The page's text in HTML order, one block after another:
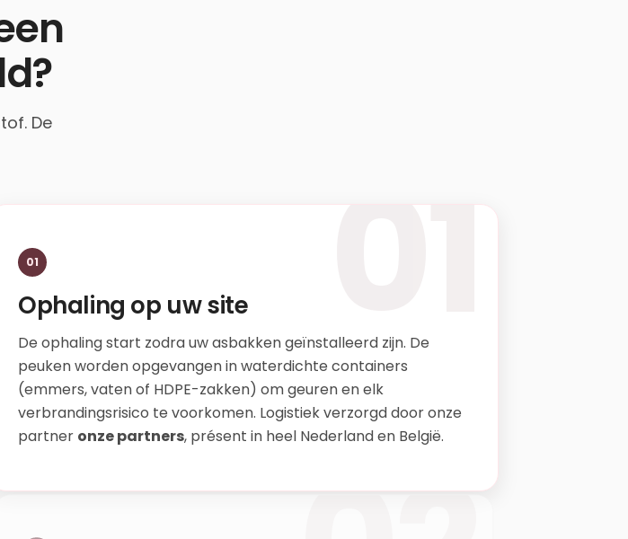
De
01
01
Ophaling op uw site
De ophaling start zodra uw asbakken geïnstalleerd zijn. De
peuken worden opgevangen in waterdichte containers
(emmers, vaten of HDPE-zakken) om geuren en elk
verbrandingsrisico te voorkomen. Logistiek verzorgd door onze
partner onze partners, présent in heel Nederland en België.